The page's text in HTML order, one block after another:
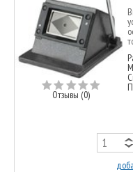
Отзывы (0)